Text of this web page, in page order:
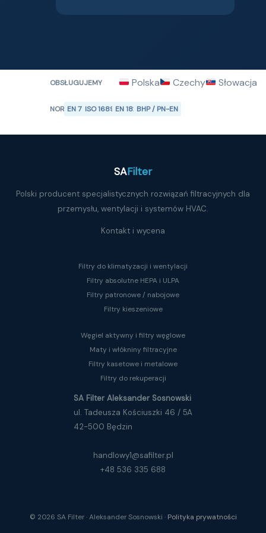
OBSŁUGUJEMY Polska Czechy Słowacja
NORMYEN 779ISO 16890EN 1822BHP / PN-EN
SAFilter
Polski producent specjalistycznych rozwiązań filtracyjnych dla
przemysłu, wentylacji i systemów HVAC.
Kontakt i wycena
Filtry do klimatyzacji i wentylacji
Filtry absolutne HEPA i ULPA
Filtry patronowe / nabojowe
Filtry kieszeniowe
Węgiel aktywny i filtry węglowe
Maty i włókniny filtracyjne
Filtry kasetowe i metalowe
Filtry do rekuperacji
SA Filter Aleksander Sosnowski
ul. Tadeusza Kościuszki 46 / 5A
42-500 Będzin
handlowy1@safilter.pl
+48 536 335 688
© 2026 SA Filter · Aleksander Sosnowski · Polityka prywatności